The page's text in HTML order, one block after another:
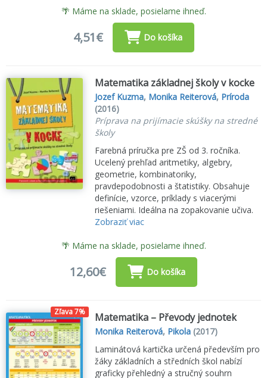
🌴 Máme na sklade, posielame ihneď.
4,51€ Do košíka
Matematika základnej školy v kocke
Jozef Kuzma, Monika Reiterová, Príroda
(2016)
Príprava na prijímacie skúšky na stredné
školy
Farebná príručka pre ZŠ od 3. ročníka.
Ucelený prehľad aritmetiky, algebry,
geometrie, kombinatoriky,
pravdepodobnosti a štatistiky. Obsahuje
definície, vzorce, príklady s viacerými
riešeniami. Ideálna na zopakovanie učiva.
Zobraziť viac
🌴 Máme na sklade, posielame ihneď.
12,60€ Do košíka
Zľava 7% Matematika – Převody jednotek
Monika Reiterová, Pikola (2017)
Laminátová kartička určená především pro
žáky základních a středních škol nabízí
graficky přehledný a stručný souhrn